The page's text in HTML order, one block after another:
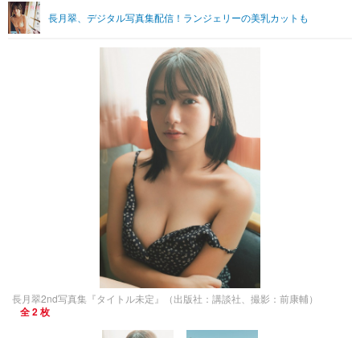
ショッピング その他
長月翠、デジタル写真集配信！ランジェリーの美乳カットも
長月翠2nd写真集『タイトル未定』（出版社：講談社、撮影：前康輔）
全 2 枚